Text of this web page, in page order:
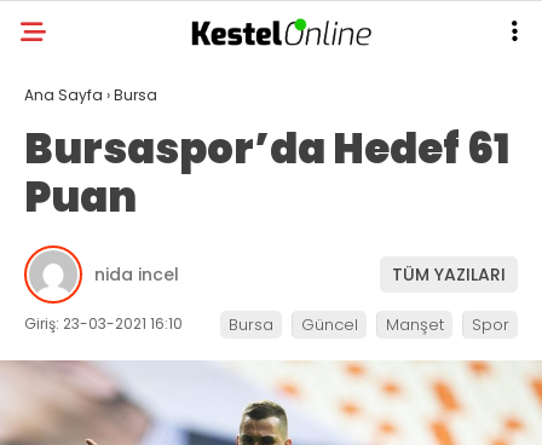
Ana Sayfa ›Bursa
Bursaspor’da Hedef 61
Puan
nida incel TÜM YAZILARI
Giriş: 23-03-2021 16:10 Bursa Güncel Manşet Spor